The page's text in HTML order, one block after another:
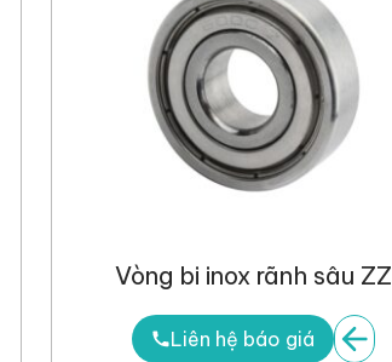
Vòng bi inox rãnh sâu ZZ
Liên hệ báo giá